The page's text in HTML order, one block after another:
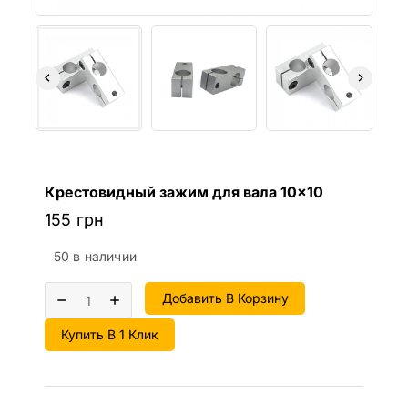
Крестовидный зажим для вала 10×10
155 грн
50 в наличии
Добавить В Корзину
Купить В 1 Клик